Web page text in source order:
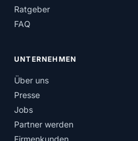
Ratgeber
FAQ
UNTERNEHMEN
Über uns
Presse
Jobs
Partner werden
Firmenkunden